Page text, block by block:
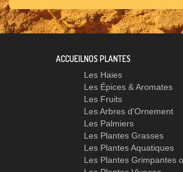
ACCUEILNOS PLANTES
Les Haies
Les Épices & Aromates
Les Fruits
Les Arbres d'Ornement
Les Palmiers
Les Plantes Grasses
Les Plantes Aquatiques
Les Plantes Grimpantes